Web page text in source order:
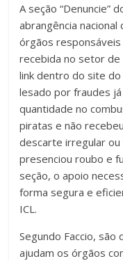
A seção “Denuncie”
abrangência
órgãos
recebida no setor de
link dentro do site
lesado por fraudes
quantidade no
piratas e não
descarte irregular
presenciou roubo e
seção, o apoio
forma segura e
ICL.
Segundo Faccio, são
ajudam os órgãos